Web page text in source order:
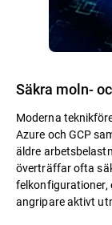
Säkra moln-
Moderna
Azure och GCP
äldre
överträffar ofta
felkonfigurationer,
angripare aktivt